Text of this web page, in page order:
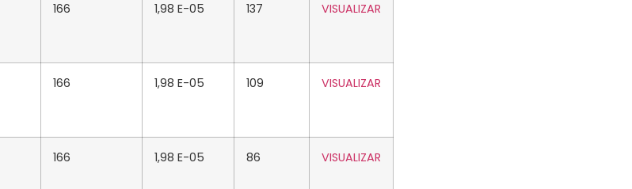
166 1,98 E-05 137 VISUALIZAR
166 1,98 E-05 109 VISUALIZAR
166 1,98 E-05 86 VISUALIZAR